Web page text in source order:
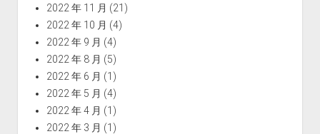
2022 年 11 月 (21)
2022 年 10 月 (4)
2022 年 9 月 (4)
2022 年 8 月 (5)
2022 年 6 月 (1)
2022 年 5 月 (4)
2022 年 4 月 (1)
2022 年 3 月 (1)